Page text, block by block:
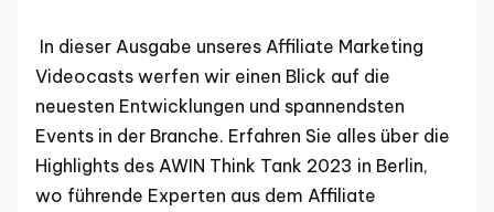
In dieser Ausgabe unseres Affiliate Marketing
Videocasts werfen wir einen Blick auf die
neuesten Entwicklungen und spannendsten
Events in der Branche. Erfahren Sie alles über die
Highlights des AWIN Think Tank 2023 in Berlin,
wo führende Experten aus dem Affiliate